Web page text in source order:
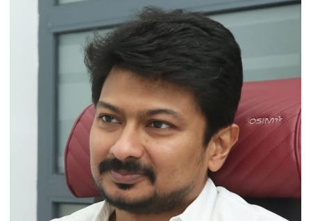
अबान
होगा
सुपुर्द-
ए-
खाक,
पर